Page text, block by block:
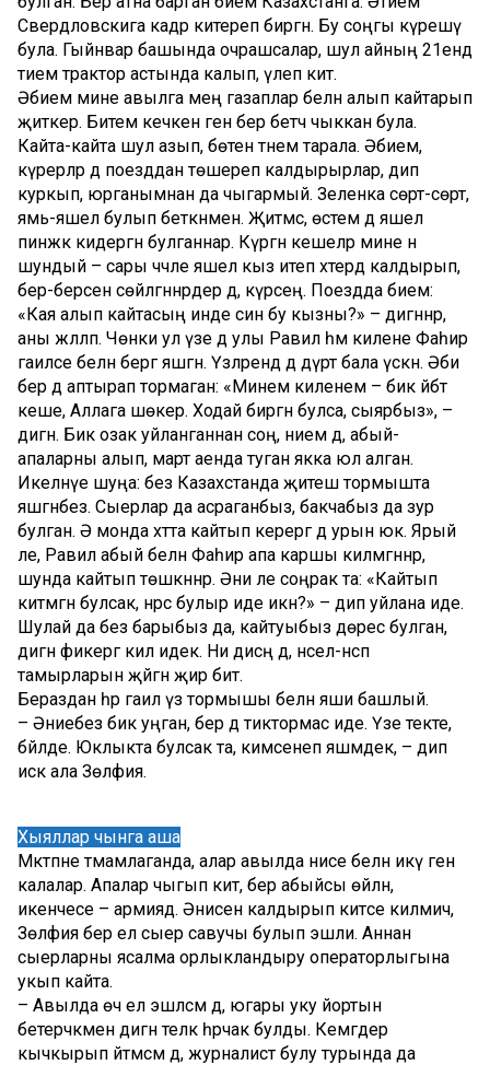
Свердловскига кадәр китереп биргән. Бу соңгы күрешү
була. Гыйнвар башында очрашсалар, шул айның 21ендә
әтием трактор астында калып, үлеп китә.
Әбием мине авылга мең газаплар белән алып кайтарып
җиткерә. Битемә кечкенә генә бер бетчә чыккан була.
Кайта-кайта шул азып, бөтен тәнемә тарала. Әбием,
күрерләр дә поезддан төшереп калдырырлар, дип
куркып, юрганымнан да чыгармый. Зеленка сөртә-сөртә,
ямь-яшел булып беткәнмен. Җитмәсә, өстемә дә яшел
пинжәк кидергән булганнар. Күргән кешеләр мине әнә
шундый – сары чәчле яшел кыз итеп хәтердә калдырып,
бер-берсенә сөйләгәннәрдер дә, күрәсең. Поездда әбиемә:
«Кая алып кайтасың инде син бу кызны?» – дигәннәр,
аны жәлләп. Чөнки ул үзе дә улы Равил һәм килене Фаһирә
гаиләсе белән бергә яшәгән. Үзләрендә дә дүрт бала үскән. Әби
бер дә аптырап тормаган: «Минем киленем – бик әйбәт
кеше, Аллага шөкер. Ходай биргән булса, сыярбыз», –
дигән. Бик озак уйланганнан соң, әнием дә, абый-
апаларны алып, март аенда туган якка юл алган.
Икеләнүе шуңа: без Казахстанда җитеш тормышта
яшәгәнбез. Сыерлар да асраганбыз, бакчабыз да зур
булган. Ә монда хәтта кайтып керергә дә урын юк. Ярый
әле, Равил абый белән Фаһирә апа каршы килмәгәннәр,
шунда кайтып төшкәннәр. Әни әле соңрак та: «Кайтып
китмәгән булсак, нәрсә булыр иде икән?» – дип уйлана иде.
Шулай да без барыбыз да, кайтуыбыз дөрес булган,
дигән фикергә килә идек. Ни дисәң дә, нәсел-нәсәп
тамырларын җәйгән җир бит.
Бераздан һәр гаилә үз тормышы белән яши башлый.
– Әниебез бик уңган, бер дә тиктормас иде. Үзе текте,
бәйләде. Юклыкта булсак та, кимсенеп яшәмәдек, – дип
искә ала Зөлфия.
Хыяллар чынга аша
Мәктәпне тәмамлаганда, алар авылда әнисе белән икәү генә
калалар. Апалар чыгып китә, бер абыйсы өйләнә,
икенчесе – армиядә. Әнисен калдырып китәсе килмичә,
Зөлфия бер ел сыер савучы булып эшли. Аннан
сыерларны ясалма орлыкландыру операторлыгына
укып кайта.
– Авылда өч ел эшләсәм дә, югары уку йортын
бетерәчәкмен дигән теләк һәрчак булды. Кемгәдер
кычкырып әйтмәсәм дә, журналист булу турында да